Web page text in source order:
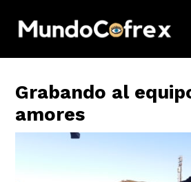
Grabando al
amores